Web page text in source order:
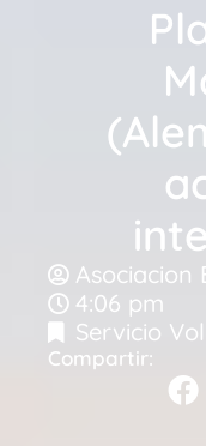
Asociacion
4:06 pm
Servicio
Compartir: